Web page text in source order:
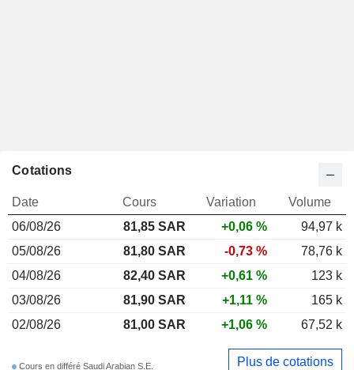
Cotations
Date Cours Variation
Volume
06/08/26
81,85 SAR +0,06 %
94,97 k
05/08/26
81,80 SAR -0,73 %
78,76 k
04/08/26
82,40 SAR +0,61 %
123 k
03/08/26
81,90 SAR +1,11 %
165 k
02/08/26
81,00 SAR +1,06 % 67,52 k
Cours en différé Saudi Arabian S.E. Plus de cotations